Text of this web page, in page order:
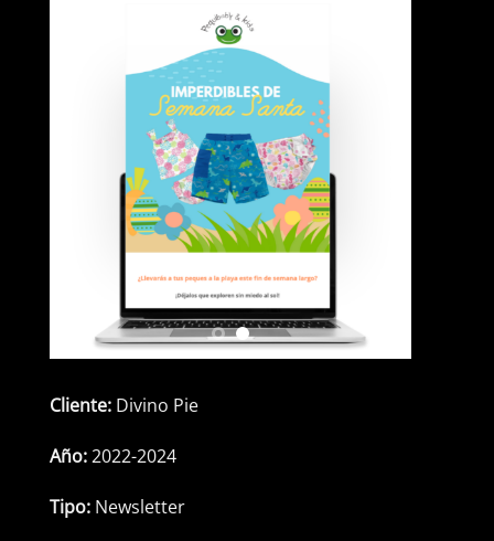
Cliente: Divino Pie
Año:2022-2024
Tipo: Newsletter